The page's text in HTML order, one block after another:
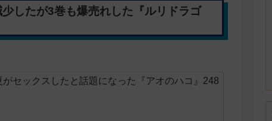
したが3巻も爆売れした『ルリドラゴ
セックスしたと話題になった『アオのハコ』248